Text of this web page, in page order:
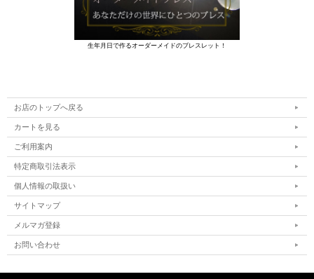
生年月日で作るオーダーメイドのブレスレット！
お店のトップへ戻る
カートを見る
ご利用案内
特定商取引法表示
個人情報の取扱い
サイトマップ
メルマガ登録
お問い合わせ